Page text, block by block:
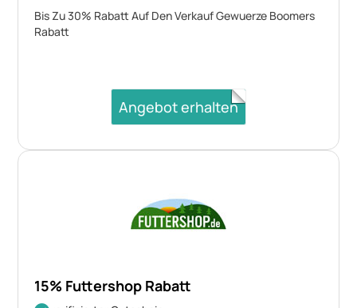
Bis Zu 30% Rabatt Auf Den Verkauf Gewuerze Boomers
Rabatt
Angebot erhalten
15% Futtershop Rabatt